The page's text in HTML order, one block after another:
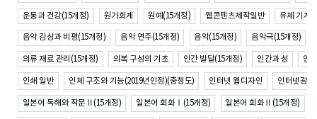
운동과 건강(15개정) 원가회계 원예(15개정) 웹콘텐츠제작일반 유체 기계
음악 감상과 비평(15개정) 음악 연주(15개정) 음악(15개정) 음악극(15개정)
의류 재료 관리(15개정) 의복 구성의 기초 인간 발달(15개정) 인간과 성 인
인쇄 일반 인체 구조와 기능(2019년인정)(충청도) 인터넷 웹디자인 인터넷광고
일본어 독해와 작문Ⅱ(15개정) 일본어 회화Ⅰ(15개정) 일본어 회화Ⅱ(15개정)